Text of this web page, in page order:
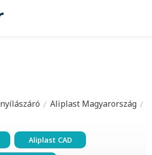
nyílászáró Aliplast Magyarország
Aliplast CAD